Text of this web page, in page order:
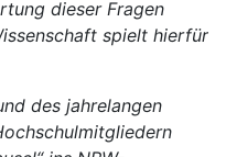
dieser Fragen
spielt hierfür
des jahrelangen